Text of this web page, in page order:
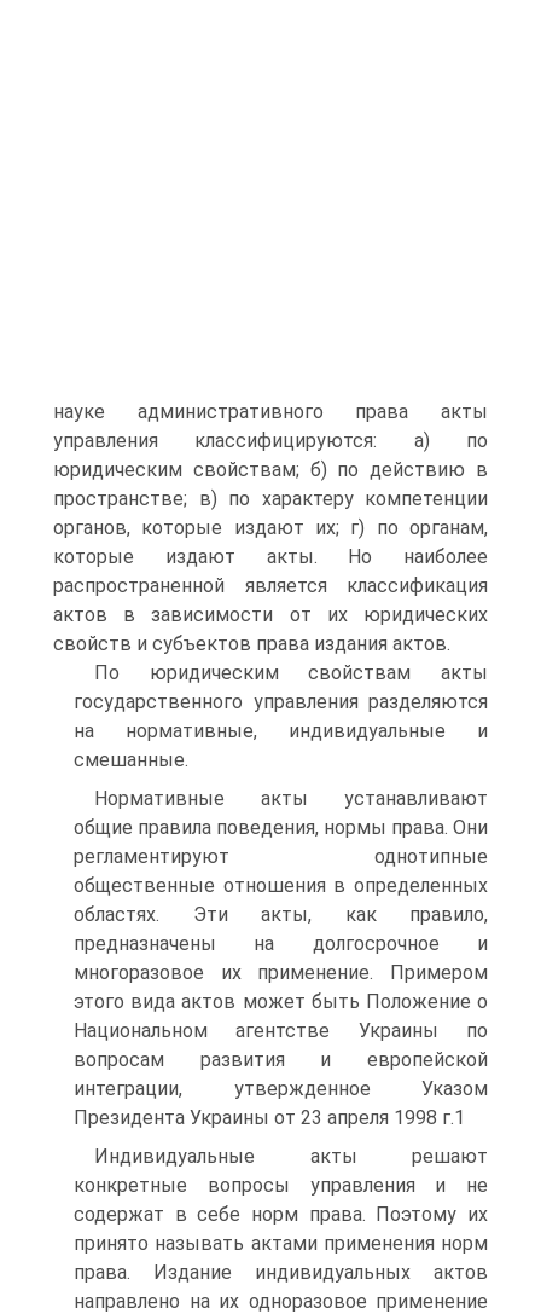
науке административного права акты
управления классифицируются: а) по
юридическим свойствам; б) по действию в
пространстве; в) по характеру компетенции
органов, которые издают их; г) по органам,
которые издают акты. Но наиболее
распространенной является классификация
актов в зависимости от их юридических
свойств и субъектов права издания актов.
По юридическим свойствам акты
государственного управления разделяются
на нормативные, индивидуальные и
смешанные.
Нормативные акты устанавливают
общие правила поведения, нормы права. Они
регламентируют однотипные
общественные отношения в определенных
областях. Эти акты, как правило,
предназначены на долгосрочное и
многоразовое их применение. Примером
этого вида актов может быть Положение о
Национальном агентстве Украины по
вопросам развития и европейской
интеграции, утвержденное Указом
Президента Украины от 23 апреля 1998 г.1
Индивидуальные акты решают
конкретные вопросы управления и не
содержат в себе норм права. Поэтому их
принято называть актами применения норм
права. Издание индивидуальных актов
направлено на их одноразовое применение